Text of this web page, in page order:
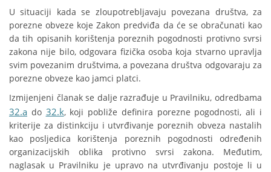
U situaciji kada se zloupotrebljavaju povezana društva, za
porezne obveze koje Zakon predviđa da će se obračunati kao
da tih opisanih korištenja poreznih pogodnosti protivno svrsi
zakona nije bilo, odgovara fizička osoba koja stvarno upravlja
svim povezanim društvima, a povezana društva odgovaraju za
porezne obveze kao jamci platci.
Izmijenjeni članak se dalje razrađuje u Pravilniku, odredbama
32.a do 32.k, koji pobliže definira porezne pogodnosti, ali i
kriterije za distinkciju i utvrđivanje poreznih obveza nastalih
kao posljedica korištenja poreznih pogodnosti određenih
organizacijskih oblika protivno svrsi zakona. Međutim,
naglasak u Pravilniku je upravo na utvrđivanju postoje li u